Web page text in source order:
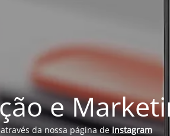
e
da nossa página deinstagram